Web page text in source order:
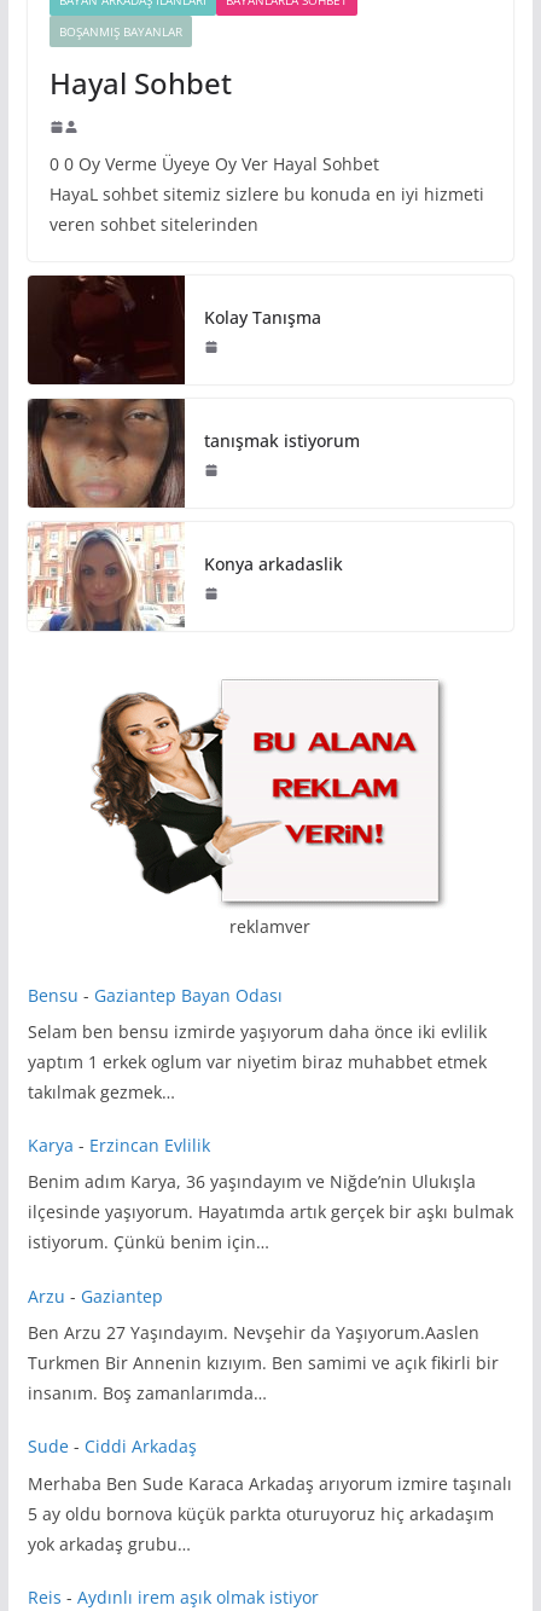
BOŞANMIŞ BAYANLAR
Hayal Sohbet
0 0 Oy Verme Üyeye Oy Ver Hayal Sohbet
HayaL sohbet sitemiz sizlere bu konuda en iyi hizmeti
veren sohbet sitelerinden
Kolay Tanışma
tanışmak istiyorum
Konya arkadaslik
reklamver
Bensu - Gaziantep Bayan Odası
Selam ben bensu izmirde yaşıyorum daha önce iki evlilik
yaptım 1 erkek oglum var niyetim biraz muhabbet etmek
takılmak gezmek…
Karya - Erzincan Evlilik
Benim adım Karya, 36 yaşındayım ve Niğde’nin Ulukışla
ilçesinde yaşıyorum. Hayatımda artık gerçek bir aşkı bulmak
istiyorum. Çünkü benim için…
Arzu - Gaziantep
Ben Arzu 27 Yaşındayım. Nevşehir da Yaşıyorum.Aaslen
Turkmen Bir Annenin kızıyım. Ben samimi ve açık fikirli bir
insanım. Boş zamanlarımda…
Sude- Ciddi Arkadaş
Merhaba Ben Sude Karaca Arkadaş arıyorum izmire taşınalı
5 ay oldu bornova küçük parkta oturuyoruz hiç arkadaşım
yok arkadaş grubu…
Reis - Aydınlı irem aşık olmak istiyor